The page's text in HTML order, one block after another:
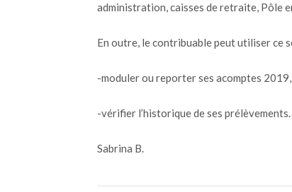
administration, caisses de retraite, Pôle
En outre, le contribuable peut utiliser ce
-moduler ou reporter ses acomptes 2019,
-vérifier l’historique de ses prélèvements.
Sabrina B.